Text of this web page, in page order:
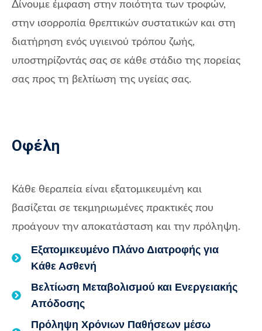
Δίνουμε έμφαση στην ποιότητα των τροφών,
στην ισορροπία θρεπτικών συστατικών και στη
διατήρηση ενός υγιεινού τρόπου ζωής,
υποστηρίζοντάς σας σε κάθε στάδιο της πορείας
σας προς τη βελτίωση της υγείας σας.
Οφέλη
Κάθε θεραπεία είναι εξατομικευμένη και
βασίζεται σε τεκμηριωμένες πρακτικές που
προάγουν την αποκατάσταση και την πρόληψη.
Εξατομικευμένο Πλάνο Διατροφής για
Κάθε Ασθενή
Βελτίωση Μεταβολισμού και Ενεργειακής
Απόδοσης
Πρόληψη Χρόνιων Παθήσεων μέσω